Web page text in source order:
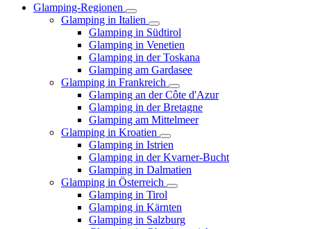
Glamping-Regionen
Glamping in Italien
Glamping in Südtirol
Glamping in Venetien
Glamping in der Toskana
Glamping am Gardasee
Glamping in Frankreich
Glamping an der Côte d'Azur
Glamping in der Bretagne
Glamping am Mittelmeer
Glamping in Kroatien
Glamping in Istrien
Glamping in der Kvarner-Bucht
Glamping in Dalmatien
Glamping in Österreich
Glamping in Tirol
Glamping in Kärnten
Glamping in Salzburg